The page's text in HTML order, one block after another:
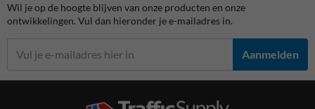
Wil je op de hoogte blijven van onze producten en onze
ontwikkelingen. Vul dan hieronder je e-mailadres in.
Aanmelden